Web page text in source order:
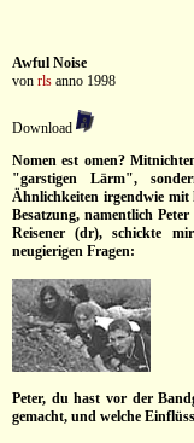
Awful Noise
von rls anno 1998
Download
Nomen est omen?
"garstigen Lärm",
Ähnlichkeiten irgendwie mit
Besatzung, namentlich
Reisener (dr), schickte
neugierigen Fragen:
Peter, du hast vor der
gemacht, und welche